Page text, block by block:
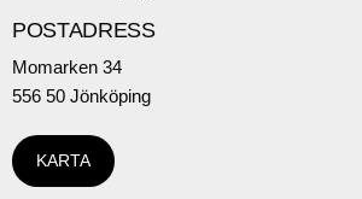
POSTADRESS
Momarken 34
556 50 Jönköping
KARTA